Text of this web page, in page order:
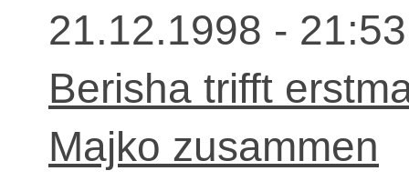
21.12.1998 -
Berisha trifft
Majko zusammen